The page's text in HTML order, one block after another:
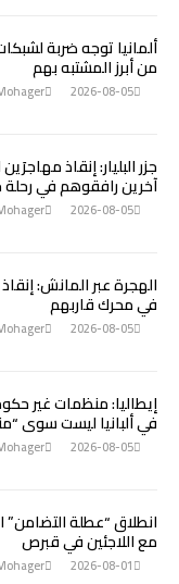
ألمانيا توجه ضربة
من أبرز المشتبه بهم
2026-08-05
آخرين رافقوهم في رحلة
2026-08-05
في محرك قاربهم
2026-08-05
إيطاليا: منظمات غير
في ألبانيا ليست سوى
2026-08-05
انطلاق “عطلة التضامن”
مع اللاجئين في قبرص
2026-08-01